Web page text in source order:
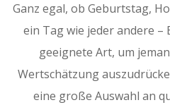
Ganz egal, ob Geburtstag,
ein Tag wie jeder andere –
geeignete Art, um
Wertschätzung
eine große Auswahl an